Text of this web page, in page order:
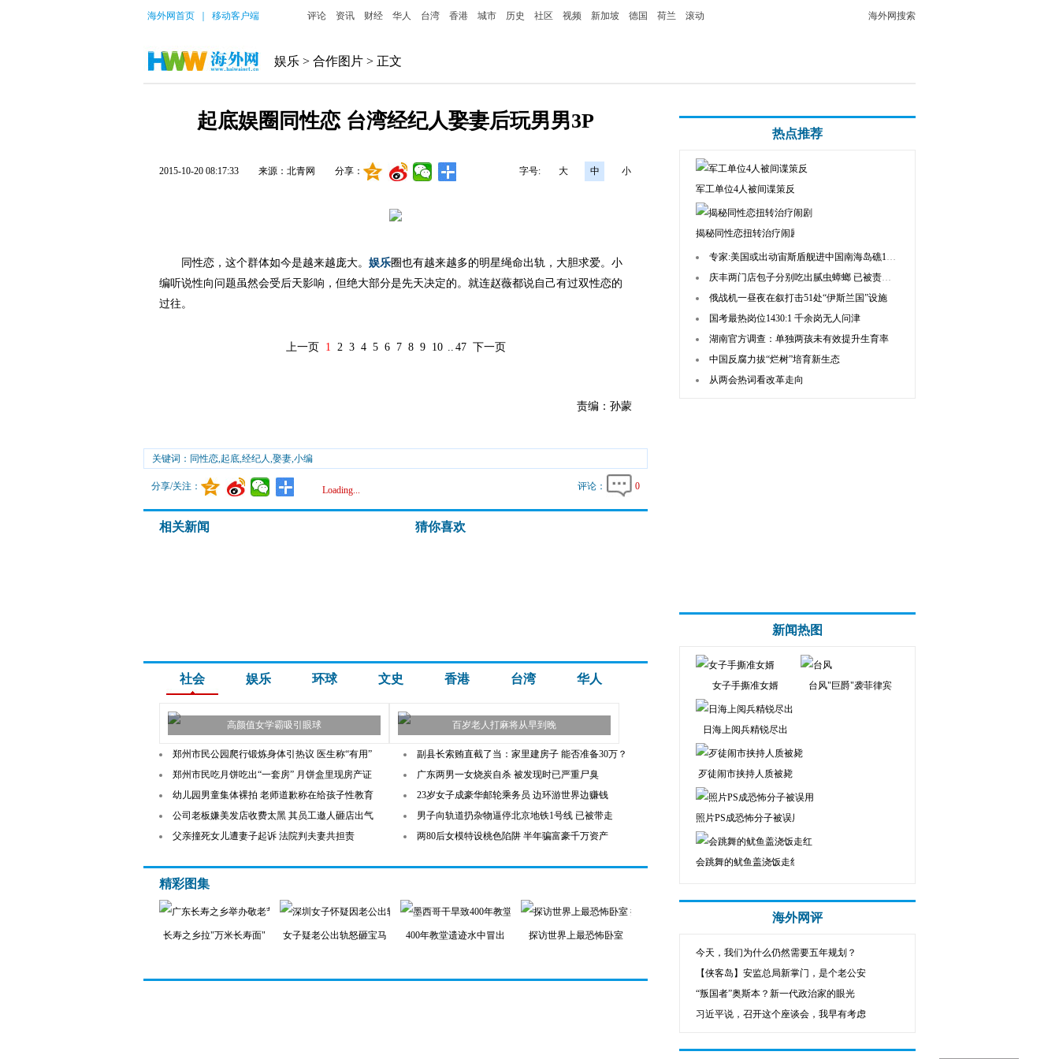
海外网搜索
海外网首页 移动客户端 评论 资讯 财经 华人 台湾 香港 城市 历史 社区 视频 新加坡 德国 荷兰 滚动
娱乐 > 合作图片 > 正文
起底娱圈同性恋 台湾经纪人娶妻后玩男男3P
2015-10-20 08:17:33 来源：北青网 分享： 字号: 大 中 小
同性恋，这个群体如今是越来越庞大。 娱乐圈也有越来越多的明星绳命出轨，大胆求爱。小
编听说性向问题虽然会受后天影响，但绝大部分是先天决定的。就连赵薇都说自己有过双性恋的
过往。
上一页 1 2 3 4 5 6 7 8 9 10 .. 47 下一页
责编：孙蒙
关键词：同性恋,起底,经纪人,娶妻,小编
分享/关注： Loading... 评论： 0
相关新闻 猜你喜欢
社会 娱乐 环球 文史 香港 台湾 华人
高颜值女学霸吸引眼球 百岁老人打麻将从早到晚
郑州市民公园爬行锻炼身体引热议 医生称“有用”
郑州市民吃月饼吃出“一套房” 月饼盒里现房产证
幼儿园男童集体裸拍 老师道歉称在给孩子性教育
公司老板嫌美发店收费太黑 其员工邀人砸店出气
父亲撞死女儿遭妻子起诉 法院判夫妻共担责
副县长索贿直截了当：家里建房子 能否准备30万？
广东两男一女烧炭自杀 被发现时已严重尸臭
23岁女子成豪华邮轮乘务员 边环游世界边赚钱
男子向轨道扔杂物逼停北京地铁1号线 已被带走
两80后女模特设桃色陷阱 半年骗富豪千万资产
精彩图集
长寿之乡拉"万米长寿面" 女子疑老公出轨怒砸宝马 400年教堂遗迹水中冒出 探访世界上最恐怖卧室
热点推荐
军工单位4人被间谍策反
揭秘同性恋扭转治疗闹剧
专家:美国或出动宙斯盾舰进中国南海岛礁12海里
庆丰两门店包子分别吃出腻虫蟑螂 已被责令停业
俄战机一昼夜在叙打击51处“伊斯兰国”设施
国考最热岗位1430:1 千余岗无人问津
湖南官方调查：单独两孩未有效提升生育率
中国反腐力拔“烂树”培育新生态
从两会热词看改革走向
新闻热图
女子手撕准女婿 台风"巨爵"袭菲律宾
日海上阅兵精锐尽出
歹徒闹市挟持人质被毙
照片PS成恐怖分子被误用
会跳舞的鱿鱼盖浇饭走红
海外网评
今天，我们为什么仍然需要五年规划？
【侠客岛】安监总局新掌门，是个老公安
“叛国者”奥斯本？新一代政治家的眼光
习近平说，召开这个座谈会，我早有考虑